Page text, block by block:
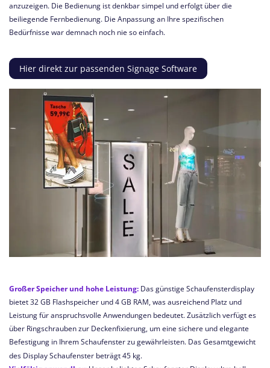
anzuzeigen. Die Bedienung ist denkbar simpel und erfolgt über die
beiliegende Fernbedienung. Die Anpassung an Ihre spezifischen
Bedürfnisse war demnach noch nie so einfach.
Hier direkt zur passenden Signage Software
Großer Speicher und hohe Leistung: Das günstige Schaufensterdisplay
bietet 32 GB Flashspeicher und 4 GB RAM, was ausreichend Platz und
Leistung für anspruchsvolle Anwendungen bedeutet. Zusätzlich verfügt es
über Ringschrauben zur Deckenfixierung, um eine sichere und elegante
Befestigung in Ihrem Schaufenster zu gewährleisten. Das Gesamtgewicht
des Display Schaufenster beträgt 45 kg.